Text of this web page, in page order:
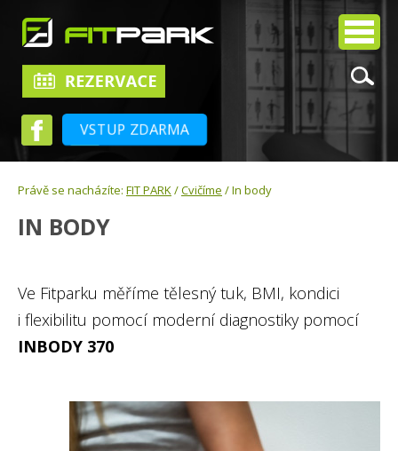
VSTUP ZDARMA
Právě se nacházíte: FIT PARK/Cvičíme / In body
IN BODY
Ve Fitparku měříme tělesný tuk, BMI, kondici
i flexibilitu pomocí moderní diagnostiky pomocí
INBODY 370